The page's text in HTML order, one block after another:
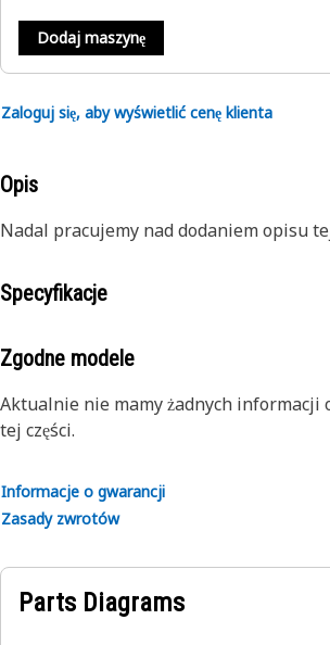
Dodaj maszynę
Zaloguj się, aby wyświetlić cenę klienta
Opis
Nadal pracujemy nad dodaniem opisu
Specyfikacje
Zgodne modele
Aktualnie nie mamy żadnych informacji
tej części.
Informacje o gwarancji
Zasady zwrotów
Parts Diagrams